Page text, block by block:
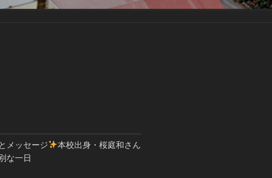
メッセージ
本校出身・桜庭和さん
な一日